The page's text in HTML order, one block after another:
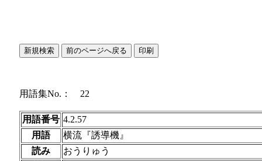
用語集No.： 22
用語番号 4.2.57
用語
横流『誘導機』
読み
おうりゅう